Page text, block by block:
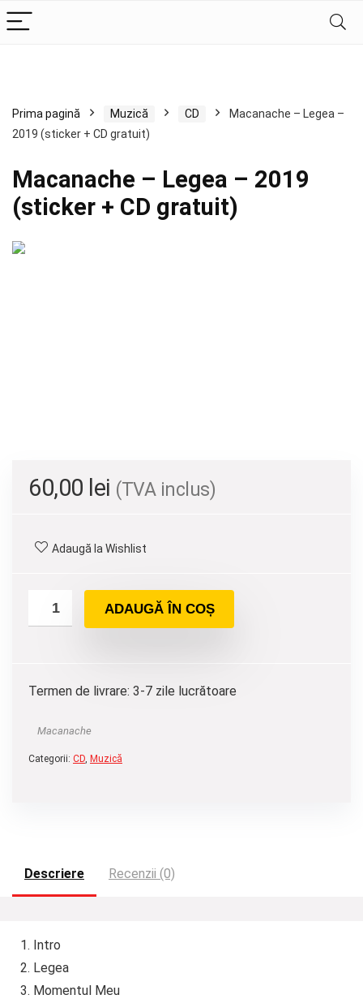
Prima pagină Muzică CD
Macanache – Legea –
2019 (sticker + CD gratuit)
Macanache – Legea – 2019
(sticker + CD gratuit)
60,00 lei (TVA inclus)
Adaugă la Wishlist
ADAUGĂ ÎN COȘ
Termen de livrare: 3-7 zile lucrătoare
Macanache
Categorii: CD, Muzică
Descriere Recenzii (0)
1. Intro
2. Legea
3. Momentul Meu